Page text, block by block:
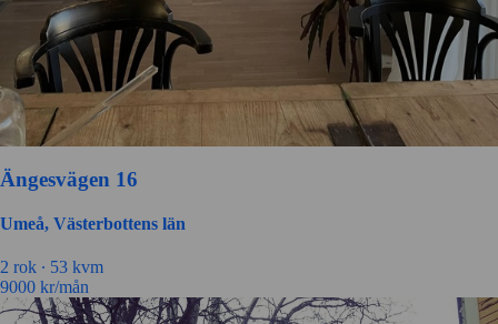
Ängesvägen 16
Umeå, Västerbottens län
2 rok ∙ 53 kvm
9000 kr/mån